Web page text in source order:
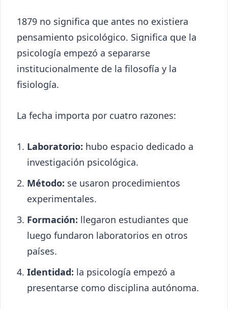
1879 no significa que antes no existiera
pensamiento psicológico. Significa que la
psicología empezó a separarse
institucionalmente de la filosofía y la
fisiología.
La fecha importa por cuatro razones:
Laboratorio: hubo espacio dedicado a
investigación psicológica.
Método: se usaron procedimientos
experimentales.
Formación: llegaron estudiantes que
luego fundaron laboratorios en otros
países.
Identidad: la psicología empezó a
presentarse como disciplina autónoma.